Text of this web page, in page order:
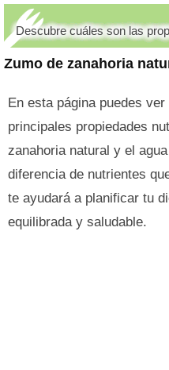
Zumo de zanahoria
Descubre cuáles son las
En esta página puedes
principales propiedades
zanahoria natural y el
diferencia de nutrientes
te ayudará a planificar tu
equilibrada y saludable.